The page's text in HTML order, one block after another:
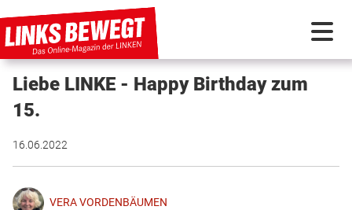
PARTEI IN BEWEGUNG
KUNSTSTOFF
Liebe LINKE - Happy Birthday zum
15.
16.06.2022
VERA VORDENBÄUMEN